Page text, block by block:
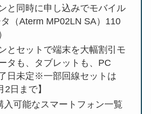
と同時に申し込みでモバイル
（Aterm MP02LN SA）110
とセットで端末を大幅割引モ
タも、タブレットも、PC
日未定※一部回線セットは
2日まで】
入可能なスマートフォン一覧